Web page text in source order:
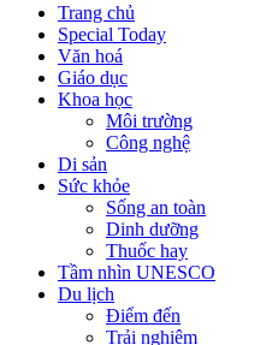
Trang chủ
Special Today
Văn hoá
Giáo dục
Khoa học
Môi trường
Công nghệ
Di sản
Sức khỏe
Sống an toàn
Dinh dưỡng
Thuốc hay
Tầm nhìn UNESCO
Du lịch
Điểm đến
Trải nghiệm